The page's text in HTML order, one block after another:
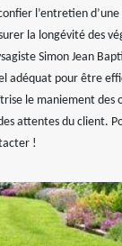
l’entretien
la longévité des
Simon Jean
adéquat pour être
le maniement des
attentes du client.
!